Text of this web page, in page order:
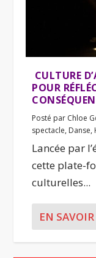
CULTURE
POUR
Posté par Chloe
spectacle, Danse,
Lancée par
cette plate-
culturelles...
EN